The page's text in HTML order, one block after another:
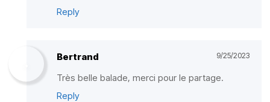
Reply
Bertrand 9/25/2023
Très belle balade, merci pour le partage.
Reply